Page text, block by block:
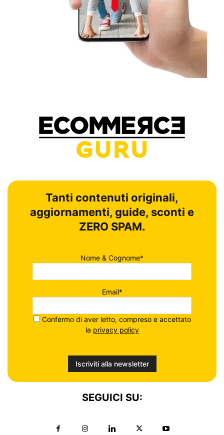
Tanti contenuti originali,
aggiornamenti, guide, sconti e
ZERO SPAM.
Nome & Cognome*
Email*
Confermo di aver letto, compreso e accettato
la privacy policy
SEGUICI SU: